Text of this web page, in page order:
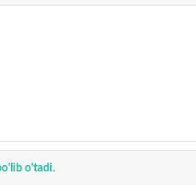
o'tadi.